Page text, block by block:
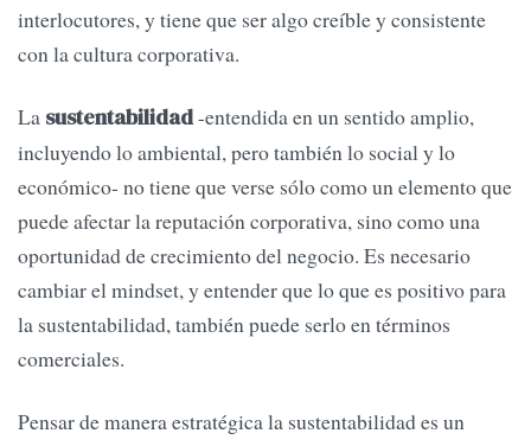
interlocutores, y tiene que ser algo creíble y consistente
con la cultura corporativa.
La sustentabilidad-entendida en un sentido amplio,
incluyendo lo ambiental, pero también lo social y lo
económico- no tiene que verse sólo como un elemento que
puede afectar la reputación corporativa, sino como una
oportunidad de crecimiento del negocio. Es necesario
cambiar el mindset, y entender que lo que es positivo para
la sustentabilidad, también puede serlo en términos
comerciales.
Pensar de manera estratégica la sustentabilidad es un